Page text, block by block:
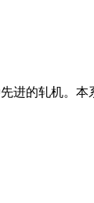
进的轧机。